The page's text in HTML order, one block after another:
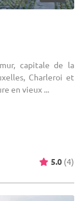
capitale de la
Charleroi et
en vieux ...
5.0 (4)